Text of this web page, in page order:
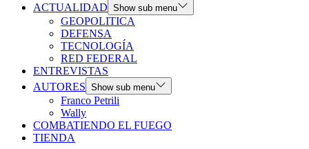
ACTUALIDAD Show sub menu
GEOPOLITICA
DEFENSA
TECNOLOGÍA
RED FEDERAL
ENTREVISTAS
AUTORES Show sub menu
Franco Petrili
Wally
COMBATIENDO EL FUEGO
TIENDA